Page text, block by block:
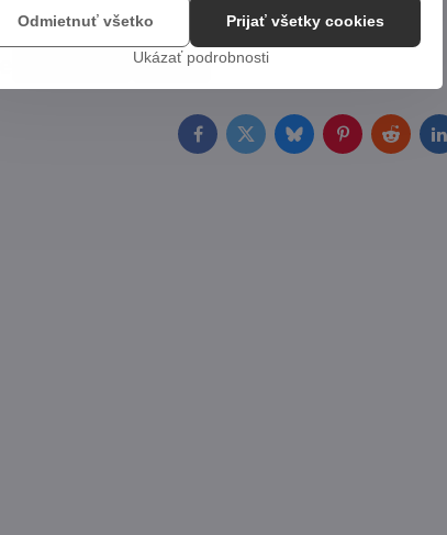
Hry
FacebookTwitterBlueskyPinterestReddit
Ukázať podrobnosti
Prijať všetky cookies
Odmietnuť všetko